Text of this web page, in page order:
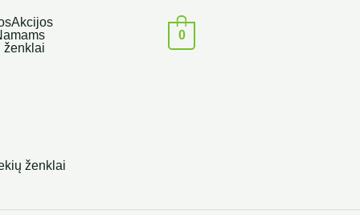
Akcijos
ženklai
0
ženklai